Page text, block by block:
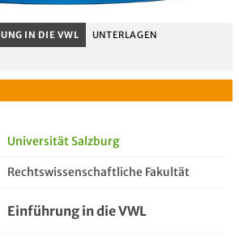
IN DIE VWL UNTERLAGEN
vwl
Universität Salzburg
Rechtswissenschaftliche Fakultät
Einführung in die VWL